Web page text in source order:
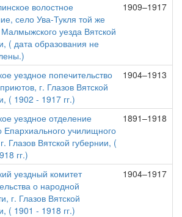
волостное
село Ува-Тукля той же
Малмыжского уезда Вятской
( дата образования не
1909–1917
уездное попечительство
г. Глазов Вятской
( 1902 - 1917 гг.)
1904–1913
уездное отделение
Епархиального училищного
Глазов Вятской губернии, (
гг.)
1891–1918
уездный комитет
о народной
г. Глазов Вятской
( 1901 - 1918 гг.)
1904–1917